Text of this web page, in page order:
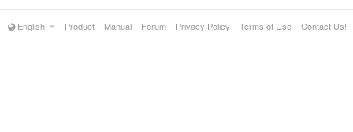
English Product Manual Forum Privacy Policy Terms of Use Contact Us!